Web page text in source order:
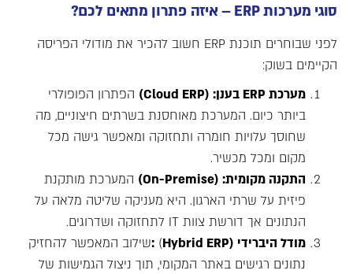
סוגי מערכותERP – איזה פתרון מתאים לכם?
לפני שבוחרים תוכנת ERP חשוב להכיר את מודולי הפריסה
הקיימים בשוק:
מערכת
בענן: (Cloud ERP)
הפתרון הפופולרי
ביותר כיום. המערכת מאוחסנת בשרתים חיצוניים, מה
שחוסך עלויות חומרה ותחזוקה ומאפשר גישה מכל
מקום ומכל מכשיר.
התקנה מקומית: (On-Premise)
המערכת מותקנת
פיזית על שרתי הארגון. היא מעניקה שליטה מלאה על
הנתונים אך דורשת צוות IT לתחזוקה ושדרוגים.
מודל היברידי (Hybrid ERP
)
:שילוב המאפשר להחזיק
נתונים רגישים באתר המקומי, תוך ניצול הגמישות של